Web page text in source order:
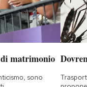
matrimonio
sono